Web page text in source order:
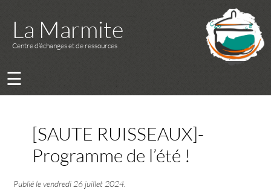
La Marmite
Centre d’échanges et de ressources
☰
[SAUTE RUISSEAUX]-
Programme de l’été !
Publié levendredi 26 juillet 2024